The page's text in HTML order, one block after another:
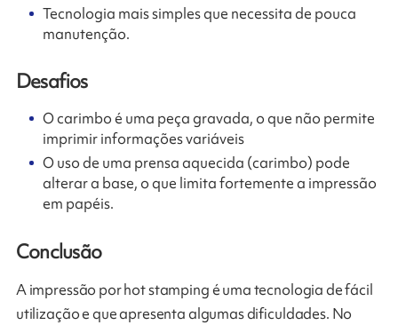
Tecnologia mais simples que necessita de pouca
manutenção.
Desafios
O carimbo é uma peça gravada, o que não permite
imprimir informações variáveis
O uso de uma prensa aquecida (carimbo) pode
alterar a base, o que limita fortemente a impressão
em papéis.
Conclusão
A impressão por hot stamping é uma tecnologia de fácil
utilização e que apresenta algumas dificuldades. No